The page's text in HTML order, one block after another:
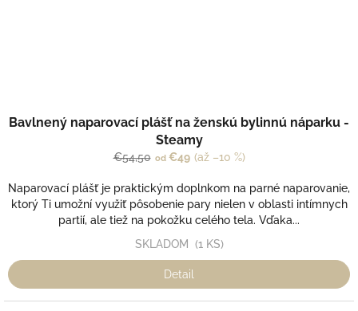
Bavlnený naparovací plášť na ženskú bylinnú náparku -
Steamy
€54,50 od€49 (až –10 %)
Naparovací plášť je praktickým doplnkom na parné naparovanie,
ktorý Ti umožní využiť pôsobenie pary nielen v oblasti intímnych
partií, ale tiež na pokožku celého tela. Vďaka...
SKLADOM (1 KS)
Detail